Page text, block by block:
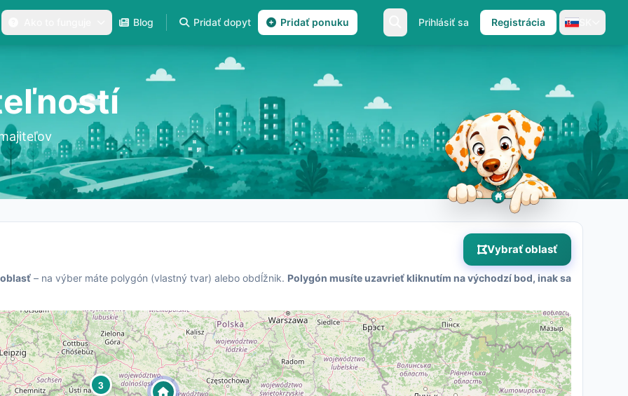
Blog Pridať dopyt Pridať ponuku Prihlásiť sa Registrácia
Vybrať oblasť
– na výber máte polygón (vlastný tvar) alebo obdĺžnik. Polygón musíte uzavrieť kliknutím na východzí bod, inak sa
3